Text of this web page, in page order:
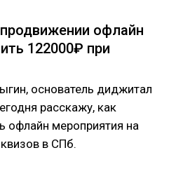
офлайн
122000₽ при
основатель диджитал
расскажу, как
офлайн мероприятия на
в СПб.